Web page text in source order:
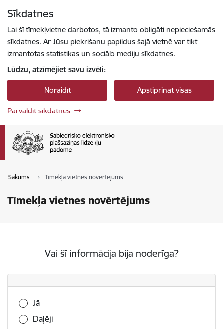
Sīkdatnes
Lai šī tīmekļvietne darbotos, tā izmanto obligāti nepieciešamās
sīkdatnes. Ar Jūsu piekrišanu papildus šajā vietnē var tikt
izmantotas statistikas un sociālo mediju sīkdatnes.
Lūdzu, atzīmējiet savu izvēli:
Noraidīt Apstiprināt visas
Pārvaldīt sīkdatnes
Sākums Tīmekļa vietnes novērtējums
Tīmekļa vietnes novērtējums
Vai šī informācija bija noderīga?
Vai šī informācija bija noderīga?
Jā
Daļēji